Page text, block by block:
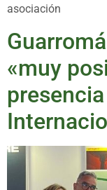
asociación
«muy